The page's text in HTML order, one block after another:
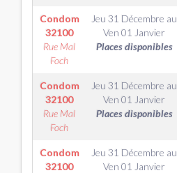
Condom
32100
Rue Mal
Foch
Jeu 31 Décembre au
Ven 01 Janvier
Places disponibles
Condom
32100
Rue Mal
Foch
Jeu 31 Décembre au
Ven 01 Janvier
Places disponibles
Condom
32100
Jeu 31 Décembre au
Ven 01 Janvier